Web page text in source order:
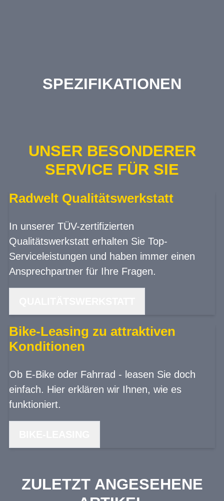
SPEZIFIKATIONEN
UNSER BESONDERER
SERVICE FÜR SIE
Radwelt Qualitätswerkstatt
In unserer TÜV-zertifizierten
Qualitätswerkstatt erhalten Sie Top-
Serviceleistungen und haben immer einen
Ansprechpartner für Ihre Fragen.
Bike-Leasing zu attraktiven
Konditionen
Ob E-Bike oder Fahrrad - leasen Sie doch
einfach. Hier erklären wir Ihnen, wie es
funktioniert.
ZULETZT ANGESEHENE